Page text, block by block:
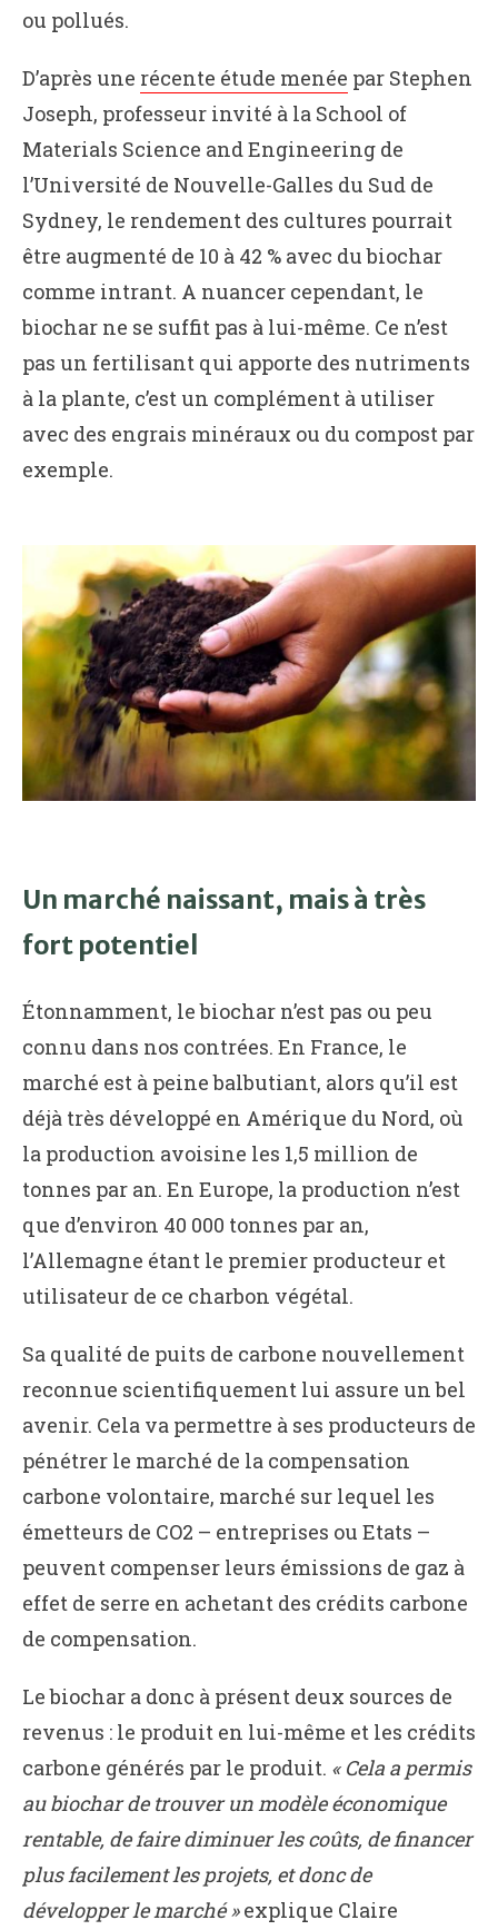
ou pollués.
D’après une récente étude menée par Stephen
Joseph, professeur invité à la School of
Materials Science and Engineering de
l’Université de Nouvelle-Galles du Sud de
Sydney, le rendement des cultures pourrait
être augmenté de 10 à 42 % avec du biochar
comme intrant. A nuancer cependant, le
biochar ne se suffit pas à lui-même. Ce n’est
pas un fertilisant qui apporte des nutriments
à la plante, c’est un complément à utiliser
avec des engrais minéraux ou du compost par
exemple.
Un marché naissant, mais à très
fort potentiel
Étonnamment, le biochar n’est pas ou peu
connu dans nos contrées. En France, le
marché est à peine balbutiant, alors qu’il est
déjà très développé en Amérique du Nord, où
la production avoisine les 1,5 million de
tonnes par an. En Europe, la production n’est
que d’environ 40 000 tonnes par an,
l’Allemagne étant le premier producteur et
utilisateur de ce charbon végétal.
Sa qualité de puits de carbone nouvellement
reconnue scientifiquement lui assure un bel
avenir. Cela va permettre à ses producteurs de
pénétrer le marché de la compensation
carbone volontaire, marché sur lequel les
émetteurs de CO2 – entreprises ou Etats –
peuvent compenser leurs émissions de gaz à
effet de serre en achetant des crédits carbone
de compensation.
Le biochar a donc à présent deux sources de
revenus : le produit en lui-même et les crédits
carbone générés par le produit. « Cela a permis
au biochar de trouver un modèle économique
rentable, de faire diminuer les coûts, de financer
plus facilementles projets, et donc de
développer le marché »explique Claire